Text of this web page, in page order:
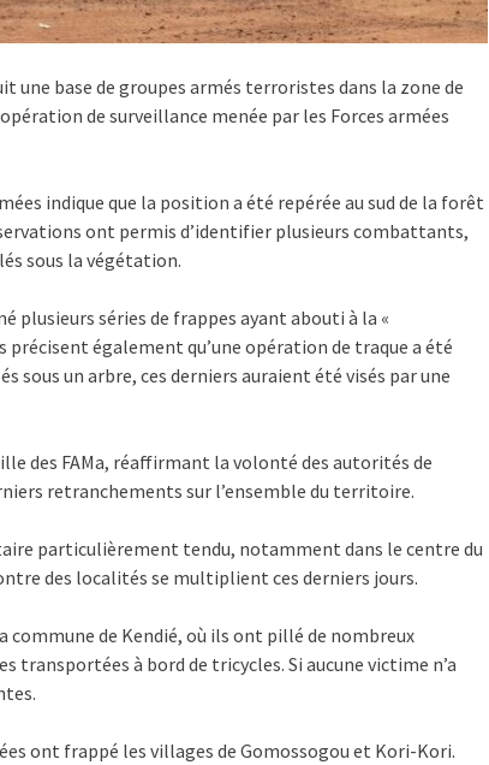
une base de groupes armés terroristes dans la zone de
de surveillance menée par les Forces armées
indique que la position a été repérée au sud de la forêt
ont permis d’identifier plusieurs combattants,
sous la végétation.
plusieurs séries de frappes ayant abouti à la «
également qu’une opération de traque a été
sous un arbre, ces derniers auraient été visés par une
des FAMa, réaffirmant la volonté des autorités de
retranchements sur l’ensemble du territoire.
particulièrement tendu, notamment dans le centre du
des localités se multiplient ces derniers jours.
commune de Kendié, où ils ont pillé de nombreux
transportées à bord de tricycles. Si aucune victime n’a
ont frappé les villages de Gomossogou et Kori-Kori.